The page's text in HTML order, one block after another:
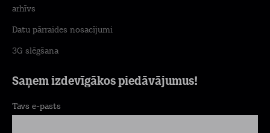
Saņem izdevīgākos piedāvājumus!
Tavs e-pasts
arhīvs
Datu pārraides nosacījumi
3G slēgšana